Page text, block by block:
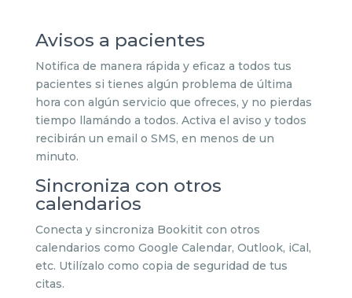
Avisos a pacientes
Notifica de manera rápida y eficaz a todos tus
pacientes si tienes algún problema de última
hora con algún servicio que ofreces, y no pierdas
tiempo llamándo a todos. Activa el aviso y todos
recibirán un email o SMS, en menos de un
minuto.
Sincroniza con otros
calendarios
Conecta y sincroniza Bookitit con otros
calendarios como Google Calendar, Outlook, iCal,
etc. Utilízalo como copia de seguridad de tus
citas.